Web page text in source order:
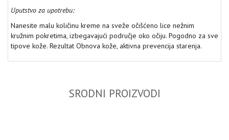
Uputstvo za upotrebu:
Nanesite malu količinu kreme na sveže očišćeno lice nežnim
kružnim pokretima, izbegavajući područje oko očiju. Pogodno za sve
tipove kože. Rezultat Obnova kože, aktivna prevencija starenja.
SRODNI PROIZVODI